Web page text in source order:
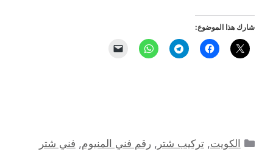
شارك هذا الموضوع:
التصنيفات
الكويت,تركيب شتر ,رقم فني المنيوم, فني شتر